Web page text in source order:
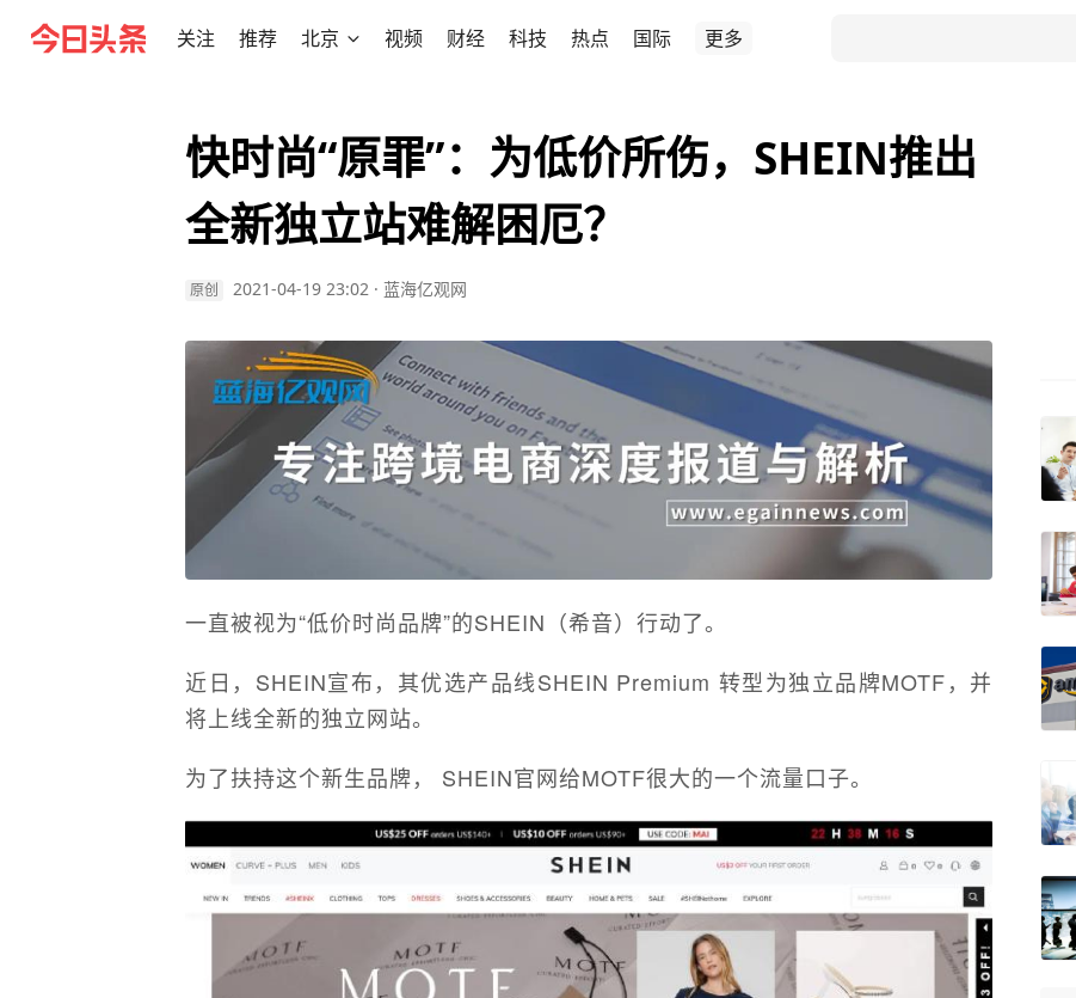
关注 推荐 北京 视频 财经 科技 热点 国际 更多
快时尚“原罪”：为低价所伤，SHEIN推出
全新独立站难解困厄？
原创 2021-04-19 23:02 · 蓝海亿观网
一直被视为“低价时尚品牌”的SHEIN（希音）行动了。
近日，SHEIN宣布，其优选产品线SHEIN Premium 转型为独立品牌MOTF，并
将上线全新的独立网站。
为了扶持这个新生品牌， SHEIN官网给MOTF很大的一个流量口子。